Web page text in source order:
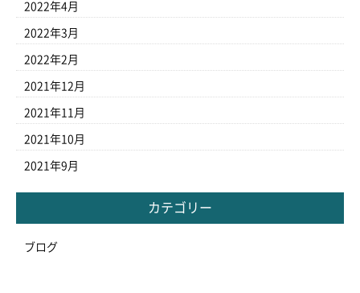
2022年4月
2022年3月
2022年2月
2021年12月
2021年11月
2021年10月
2021年9月
カテゴリー
ブログ